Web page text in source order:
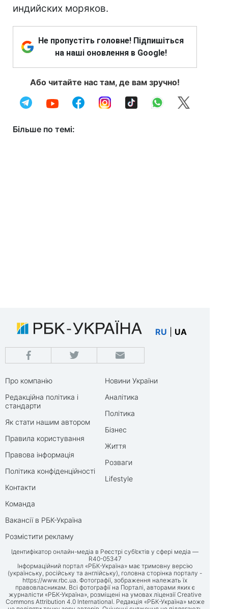
индийских моряков.
Не пропустіть головне! Підпишіться
на наші оновлення в Google!
Або читайте нас там, де вам зручно!
Більше по темі:
RU UA
Про компанію
Редакційна політика і
стандарти
Як стати нашим автором
Правила користування
Правова інформація
Політика конфіденційності
Контакти
Команда
Вакансії в РБК-Україна
Розмістити рекламу
Новини України
Аналітика
Політика
Бізнес
Життя
Розваги
Lifestyle
Ідентифікатор онлайн-медіа в Реєстрі суб’єктів у сфері медіа —
R40-05347
Інформаційний портал «РБК-Україна» має тримовну версію
(українську, російську та англійську), головна сторінка порталу -
https://www.rbc.ua. Фотографії, зображення належать їх
правовласникам. Всі фотографії на Порталі, авторами яких є
журналісти «РБК-Україна», розміщені на умовах ліцензії Creative
Commons Attribution 4.0 International. Редакція «РБК-Україна» може